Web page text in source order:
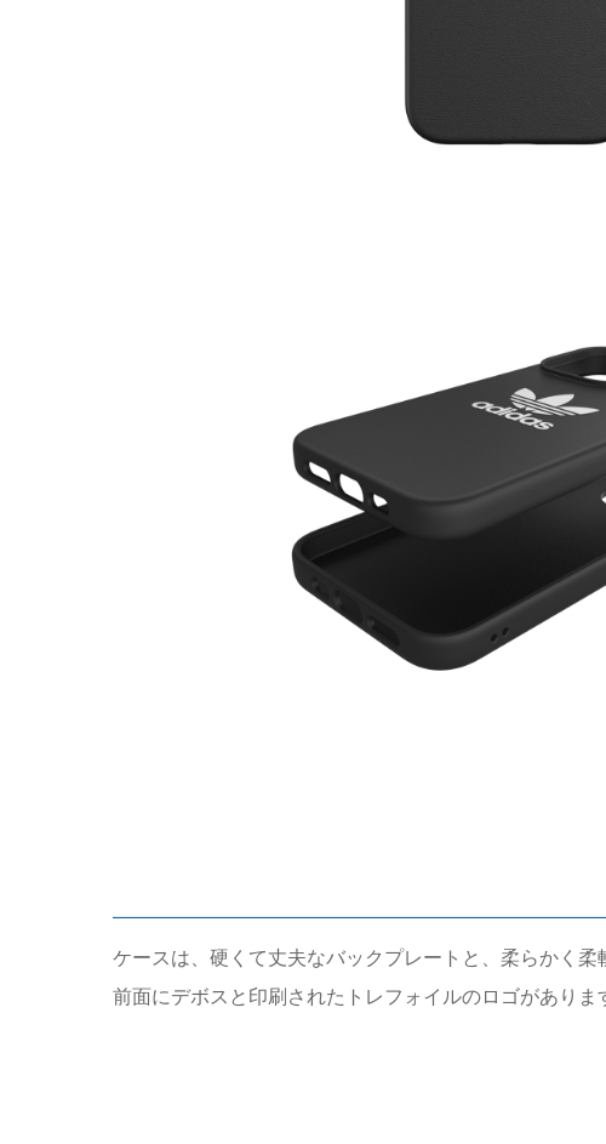
ケースは、硬くて丈夫なバックプレートと、柔らかく
前面にデボスと印刷されたトレフォイルのロゴがあり